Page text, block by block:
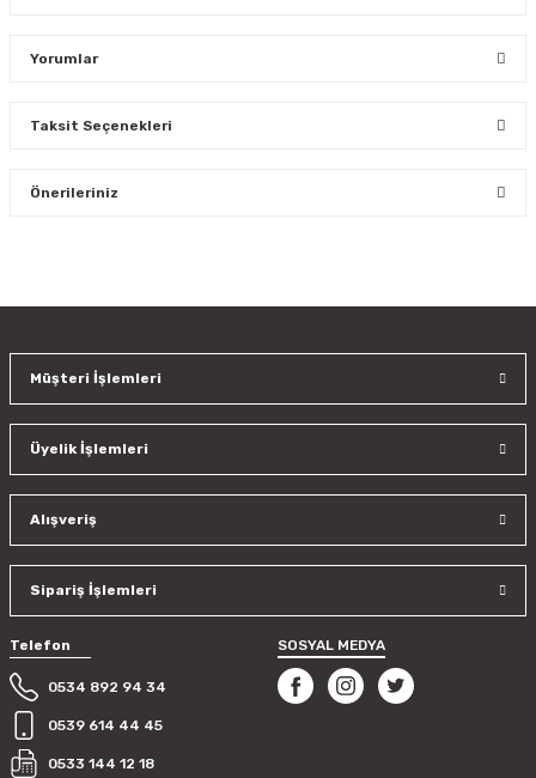
Yorumlar
Taksit Seçenekleri
Önerileriniz
Ürün resmi kalitesiz, bozuk veya görüntülenemiyor.
Ürün bilgilerinde hatalar bulunuyor.
Bu ürüne benzer farklı alternatifler olmalı.
Gönder
Müşteri İşlemleri
Üyelik İşlemleri
Alışveriş
Sipariş İşlemleri
Telefon
0534 892 94 34
0539 614 44 45
0533 144 12 18
SOSYAL MEDYA